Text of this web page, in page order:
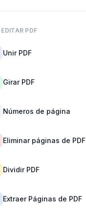
PDF
Unir PDF
Girar PDF
Números de página
Eliminar páginas de PDF
Dividir PDF
Extraer Páginas de PDF